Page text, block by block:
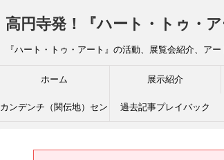
高円寺発！『ハート・トゥ・
『ハート・トゥ・アート』の活動、展覧会紹介、ア
ホーム 展示紹介
カンデンチ（関伝地）セン 過去記事プレイバック